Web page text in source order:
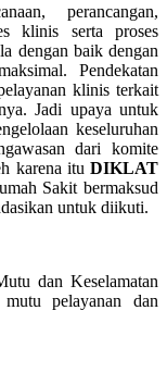
perancangan,
klinis serta proses
dengan baik dengan
Pendekatan
klinis terkait
Jadi upaya untuk
keseluruhan
dari komite
karena itu DIKLAT
Sakit bermaksud
untuk diikuti.
dan Keselamatan
pelayanan dan